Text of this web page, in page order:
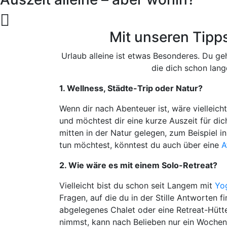
Mit unseren
Urlaub alleine ist etwas Besonderes. Du
die dich schon
1. Wellness, Städte-Trip oder Natur?
Wenn dir nach Abenteuer ist, wäre
und möchtest dir eine kurze Auszeit für
mitten in der Natur gelegen, zum Beispiel
tun möchtest, könntest du auch über eine
2. Wie wäre es mit einem Solo-Retreat?
Vielleicht bist du schon seit Langem mit
Fragen, auf die du in der Stille Antworten
abgelegenes Chalet oder eine Retreat-
nimmst, kann nach Belieben nur ein